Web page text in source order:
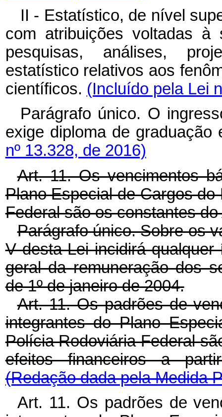
II - Estatístico, de nível
com atribuições voltadas à
pesquisas, análises,
estatístico relativos aos
científicos. (Incluído pela Lei
Parágrafo único. O
exige diploma de
nº 13.328, de 2016)
Art. 11. Os vencimentos
Plano Especial de Cargos
Federal são os constantes
Parágrafo único. Sobre os
V desta Lei incidirá
geral da remuneração dos
de 1º de janeiro de 2004.
Art. 11. Os padrões de
integrantes do Plano
Polícia Rodoviária Federal
efeitos financeiros a
(Redação dada pela Medida
Art. 11. Os padrões de